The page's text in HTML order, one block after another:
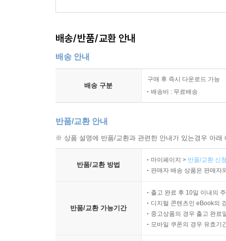
배송/반품/교환 안내
배송 안내
배송 구분
구매 후 즉시 다운로드 가능
배송비 : 무료배송
반품/교환 안내
※ 상품 설명에 반품/교환과 관련한 안내가 있는경우 아
반품/교환 방법
마이페이지 > 반품/교환 신
판매자 배송 상품은 판매자
반품/교환 가능기간
출고 완료 후 10일 이내의
디지털 콘텐츠인 eBook의
중고상품의 경우 출고 완료
모바일 쿠폰의 경우 유효기